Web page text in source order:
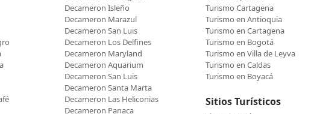
Decameron Isleño
Decameron Marazul
Decameron San Luis
Decameron Los Delfines
Decameron Maryland
Decameron Aquarium
Decameron San Luis
Decameron Santa Marta
Decameron Las Heliconias
Decameron Panaca
Turismo Cartagena
Turismo en Antioquia
Turismo en Cartagena
Turismo en Bogotá
Turismo en Villa de Leyva
Turismo en Caldas
Turismo en Boyacá
Sitios Turísticos